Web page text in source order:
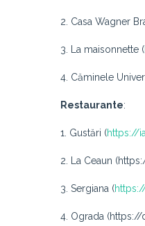
2. Casa Wagner
3. La maisonnette (
4. Căminele
Restaurante:
1. Gustări (https://
2. La Ceaun
3. Sergiana (
4. Ograda